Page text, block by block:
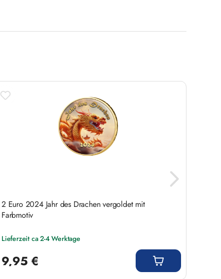
2 Euro 2024 Jahr des Drachen vergoldet mit
Farbmotiv
Lieferzeit ca 2-4 Werktage
9,95 €